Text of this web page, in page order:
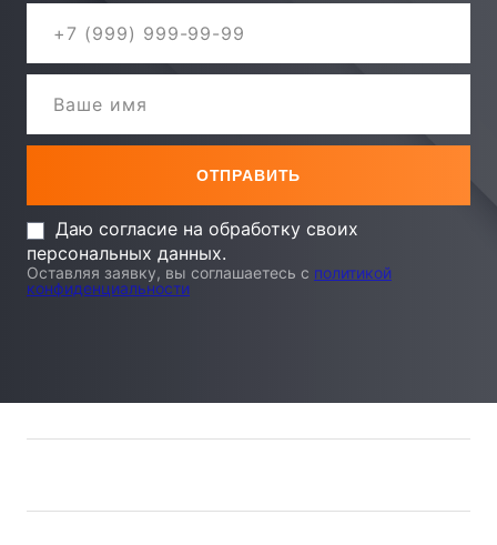
Даю согласие на обработку своих
персональных данных.
Оставляя заявку, вы соглашаетесь с политикой
конфиденциальности